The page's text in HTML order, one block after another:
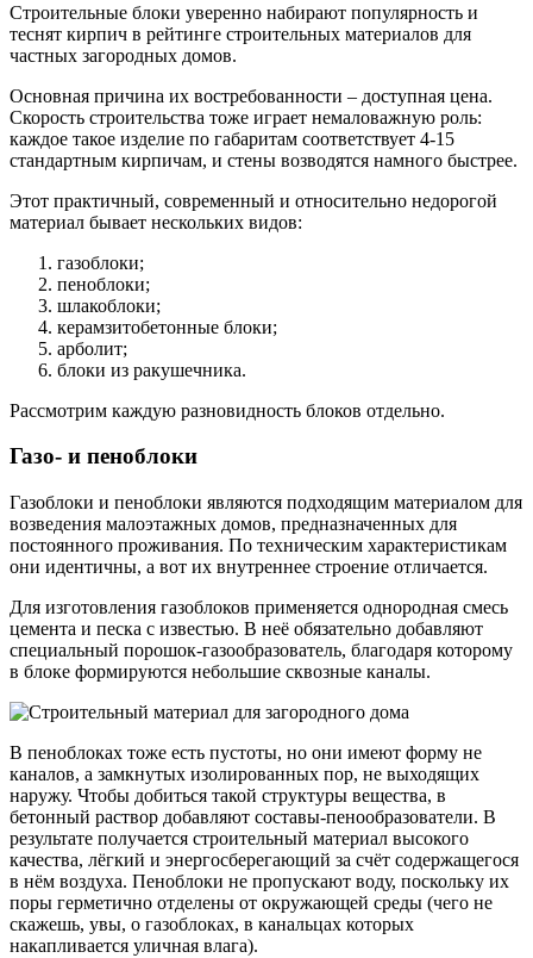
Строительные блоки уверенно набирают популярность и
теснят кирпич в рейтинге строительных материалов для
частных загородных домов.
Основная причина их востребованности – доступная цена.
Скорость строительства тоже играет немаловажную роль:
каждое такое изделие по габаритам соответствует 4-15
стандартным кирпичам, и стены возводятся намного быстрее.
Этот практичный, современный и относительно недорогой
материал бывает нескольких видов:
газоблоки;
пеноблоки;
шлакоблоки;
керамзитобетонные блоки;
арболит;
блоки из ракушечника.
Рассмотрим каждую разновидность блоков отдельно.
Газо- и пеноблоки
Газоблоки и пеноблоки являются подходящим материалом для
возведения малоэтажных домов, предназначенных для
постоянного проживания. По техническим характеристикам
они идентичны, а вот их внутреннее строение отличается.
Для изготовления газоблоков применяется однородная смесь
цемента и песка с известью. В неё обязательно добавляют
специальный порошок-газообразователь, благодаря которому
в блоке формируются небольшие сквозные каналы.
В пеноблоках тоже есть пустоты, но они имеют форму не
каналов, а замкнутых изолированных пор, не выходящих
наружу. Чтобы добиться такой структуры вещества, в
бетонный раствор добавляют составы-пенообразователи. В
результате получается строительный материал высокого
качества, лёгкий и энергосберегающий за счёт содержащегося
в нём воздуха. Пеноблоки не пропускают воду, поскольку их
поры герметично отделены от окружающей среды (чего не
скажешь, увы, о газоблоках, в канальцах которых
накапливается уличная влага).